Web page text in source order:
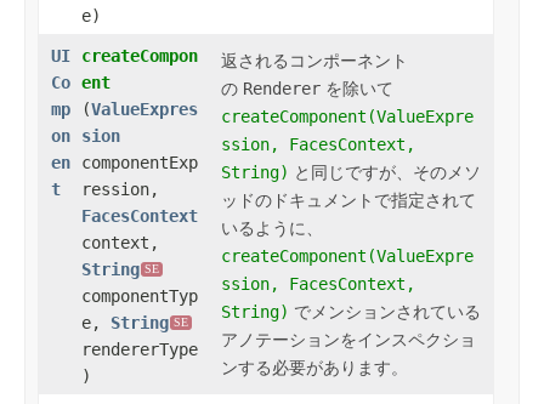
e)
UI
Co
mp
on
en
t
createCompon
ent
(ValueExpres
sion
componentExp
ression,
FacesContext
context,
String SE
componentTyp
e, String SE
rendererType
)
返されるコンポーネント
の Renderer を除いて
createComponent(ValueExpre
ssion, FacesContext,
String) と同じですが、そのメソ
ッドのドキュメントで指定されて
いるように、
createComponent(ValueExpre
ssion, FacesContext,
String) でメンションされている
アノテーションをインスペクショ
ンする必要があります。